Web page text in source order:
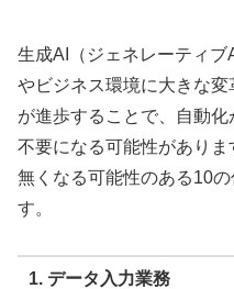
生成AI（ジェネレーティ
やビジネス環境に大きな
が進歩することで、自動
不要になる可能性があり
無くなる可能性のある10
す。
1. データ入力業務